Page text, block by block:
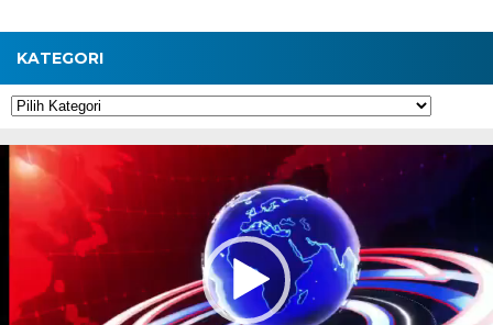
KATEGORI
Kategori
Pemutar
Video